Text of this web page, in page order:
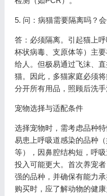
5. 问：病猫需要隔离吗？
答：必须隔离。引起猫上
杯状病毒、支原体等）主
给人。但极易通过飞沫、
猫。因此，多猫家庭必须
分开所有用品，照顾后洗
宠物选择与适配条件
选择宠物时，需考虑品种
易患上呼吸道感染的品种
等），因鼻腔结构短，呼
投入可能更大。首次养宠
强的品种，并确保有能力
购买时，应了解动物的健